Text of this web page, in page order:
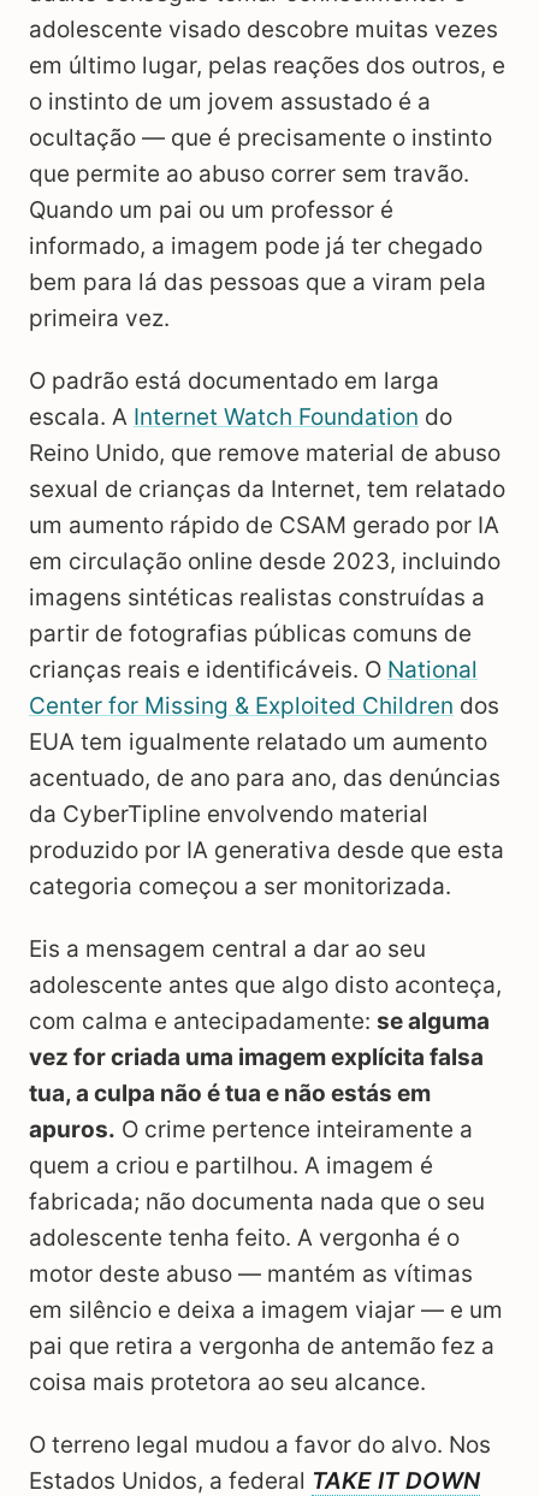
adolescente visado descobre muitas vezes
em último lugar, pelas reações dos outros, e
o instinto de um jovem assustado é a
ocultação — que é precisamente o instinto
que permite ao abuso correr sem travão.
Quando um pai ou um professor é
informado, a imagem pode já ter chegado
bem para lá das pessoas que a viram pela
primeira vez.
O padrão está documentado em larga
escala. A Internet Watch Foundation do
Reino Unido, que remove material de abuso
sexual de crianças da Internet, tem relatado
um aumento rápido de CSAM gerado por IA
em circulação online desde 2023, incluindo
imagens sintéticas realistas construídas a
partir de fotografias públicas comuns de
crianças reais e identificáveis. O National
Center for Missing & Exploited Children dos
EUA tem igualmente relatado um aumento
acentuado, de ano para ano, das denúncias
da CyberTipline envolvendo material
produzido por IA generativa desde que esta
categoria começou a ser monitorizada.
Eis a mensagem central a dar ao seu
adolescente antes que algo disto aconteça,
com calma e antecipadamente: se alguma
vez for criada uma imagem explícita falsa
tua, a culpa não é tua e não estás em
apuros. O crime pertence inteiramente a
quem a criou e partilhou. A imagem é
fabricada; não documenta nada que o seu
adolescente tenha feito. A vergonha é o
motor deste abuso — mantém as vítimas
em silêncio e deixa a imagem viajar — e um
pai que retira a vergonha de antemão fez a
coisa mais protetora ao seu alcance.
O terreno legal mudou a favor do alvo. Nos
Estados Unidos, a federal TAKE IT DOWN